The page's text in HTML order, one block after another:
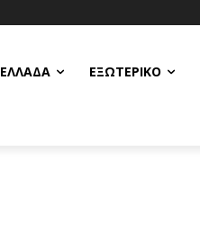
ΕΛΛΆΔΑ ΕΞΩΤΕΡΙΚΌ